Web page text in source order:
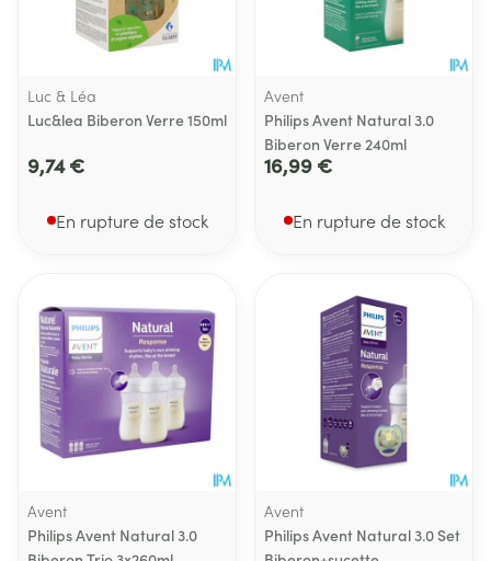
Luc & Léa
Luc&lea Biberon Verre 150ml
9,74 €
En rupture de stock
Avent
Philips Avent Natural 3.0
Biberon Verre 240ml
16,99 €
En rupture de stock
Avent
Philips Avent Natural 3.0
Avent
Philips Avent Natural 3.0 Set